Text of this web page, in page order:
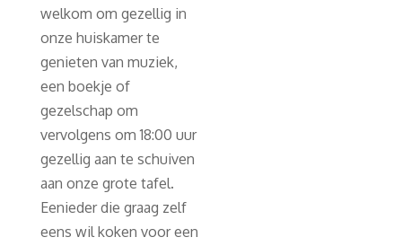
welkom om gezellig in
onze huiskamer te
genieten van muziek,
een boekje of
gezelschap om
vervolgens om 18:00 uur
gezellig aan te schuiven
aan onze grote tafel.
Eenieder die graag zelf
eens wil koken voor een